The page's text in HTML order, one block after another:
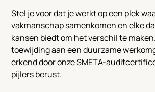
Stel je voor dat je werkt op een plek
vakmanschap samenkomen en elke
kansen biedt om het verschil te
toewijding aan een duurzame
erkend door onze SMETA-
pijlers berust.